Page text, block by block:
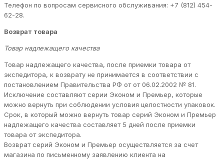
Телефон по вопросам сервисного обслуживания: +7 (812) 454-
62-28.
Возврат товара
Товар надлежащего качества
Товар надлежащего качества, после приемки товара от
экспедитора, к возврату не принимается в соответствии с
постановлением Правительства РФ от от 06.02.2002 № 81.
Исключение составляют серии Эконом и Премьер, которые
можно вернуть при соблюдении условия целостности упаковок.
Срок, в который можно вернуть товар серий Эконом и Премьер
надлежащего качества составляет 5 дней после приемки
товара от экспедитора.
Возврат серий Эконом и Премьер осуществляется за счет
магазина по письменному заявлению клиента на